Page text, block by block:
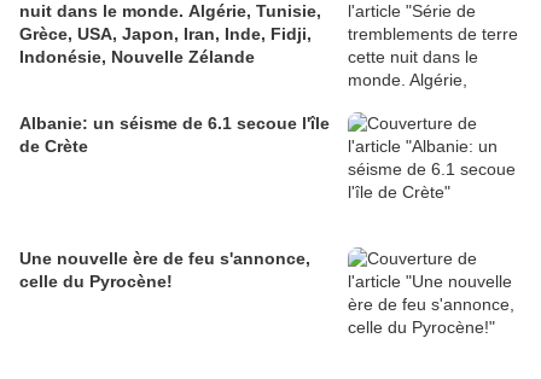
nuit dans le monde. Algérie, Tunisie,
Grèce, USA, Japon, Iran, Inde, Fidji,
Indonésie, Nouvelle Zélande
Albanie: un séisme de 6.1 secoue l'île
de Crète
Une nouvelle ère de feu s'annonce,
celle du Pyrocène!